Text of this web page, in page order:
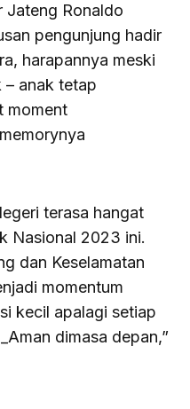
Jateng Ronaldo
pengunjung hadir
harapannya meski
– anak tetap
moment
terasa hangat
Nasional 2023 ini.
dan Keselamatan
momentum
kecil apalagi setiap
dimasa depan,”